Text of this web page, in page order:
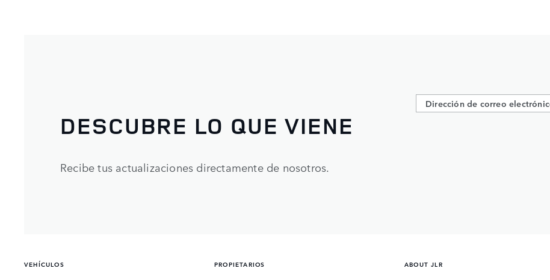
DESCUBRE LO QUE VIENE
Recibe tus actualizaciones directamente de nosotros.
VEHÍCULOS PROPIETARIOS ABOUT JLR